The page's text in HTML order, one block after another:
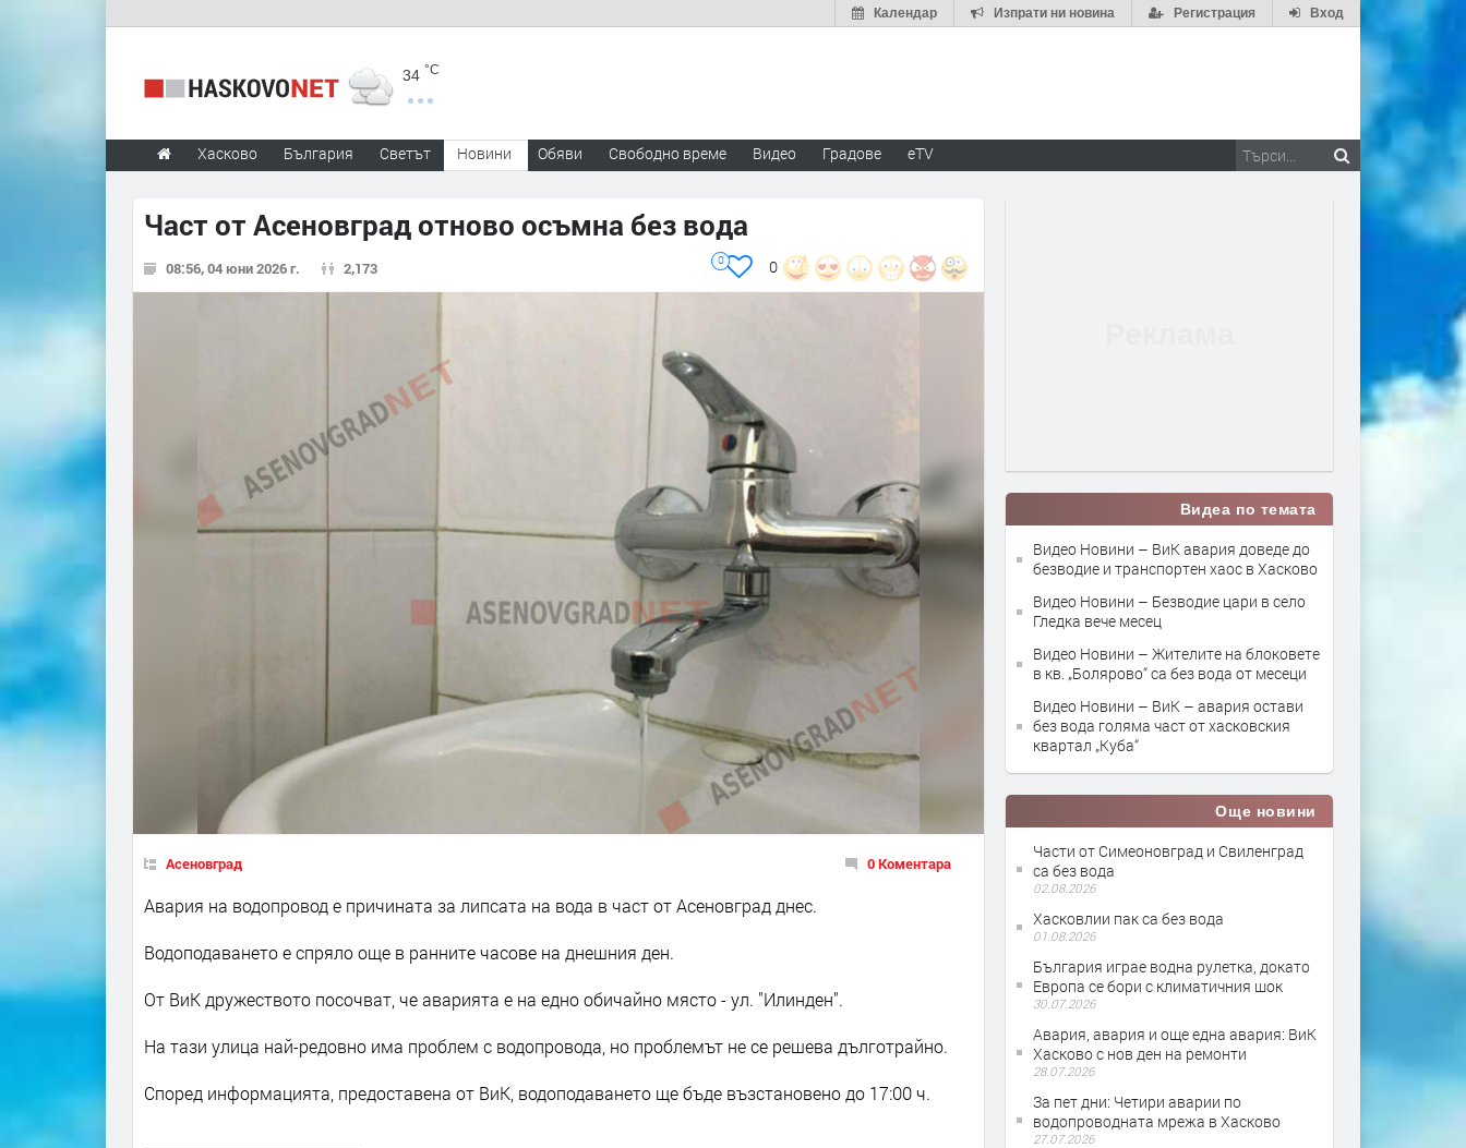
Вход
Регистрация
Изпрати ни новина
Календар
34 °C
Хасково България Светът Новини Обяви Свободно време Видео Градове eTV
Част от Асеновград отново осъмна без вода
08:56, 04 юни 2026 г. 2,173 0
0
Асеновград 0 Коментара
Авария на водопровод е причината за липсата на вода в част от Асеновград днес.
Водоподаването е спряло още в ранните часове на днешния ден.
От ВиК дружеството посочват, че аварията е на едно обичайно място - ул. "Илинден".
На тази улица най-редовно има проблем с водопровода, но проблемът не се решева дълготрайно.
Според информацията, предоставена от ВиК, водоподаването ще бъде възстановено до 17:00 ч.
Видеа по темата
Видео Новини – ВиК авария доведе до
безводие и транспортен хаос в Хасково
Видео Новини – Безводие цари в село
Гледка вече месец
Видео Новини – Жителите на блоковете
в кв. „Болярово“ са без вода от месеци
Видео Новини – ВиК – авария остави
без вода голяма част от хасковския
квартал „Куба“
Още новини
Части от Симеоновград и Свиленград
са без вода
02.08.2026
Хасковлии пак са без вода
01.08.2026
България играе водна рулетка, докато
Европа се бори с климатичния шок
30.07.2026
Авария, авария и още една авария: ВиК
Хасково с нов ден на ремонти
28.07.2026
За пет дни: Четири аварии по
водопроводната мрежа в Хасково
27.07.2026